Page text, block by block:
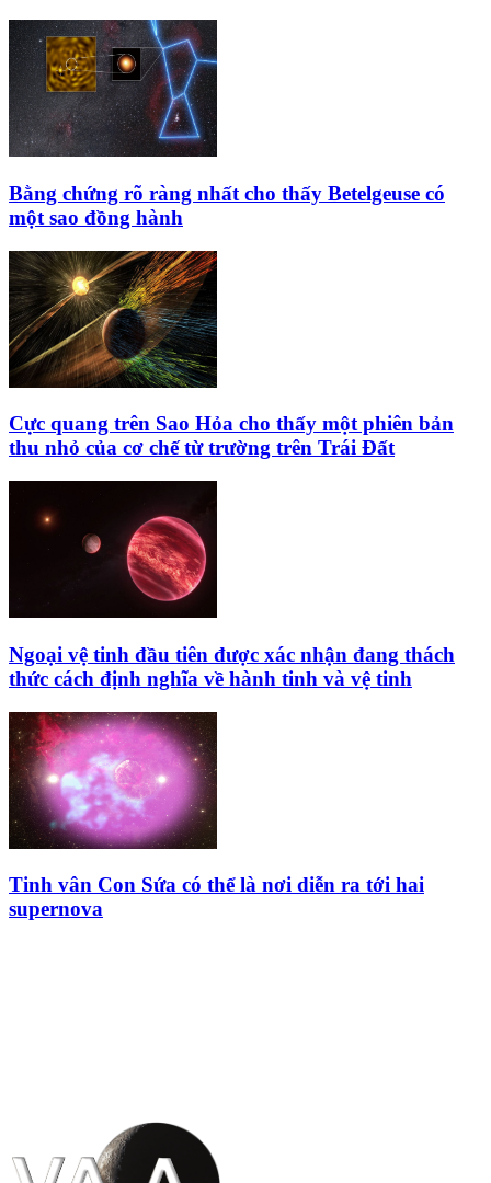
Bằng chứng rõ ràng nhất cho thấy Betelgeuse có
một sao đồng hành
Cực quang trên Sao Hỏa cho thấy một phiên bản
thu nhỏ của cơ chế từ trường trên Trái Đất
Ngoại vệ tinh đầu tiên được xác nhận đang thách
thức cách định nghĩa về hành tinh và vệ tinh
Tinh vân Con Sứa có thể là nơi diễn ra tới hai
supernova